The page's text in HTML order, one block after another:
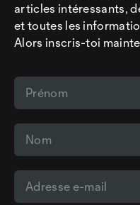
articles intéressants,
et toutes les
Alors inscris-toi